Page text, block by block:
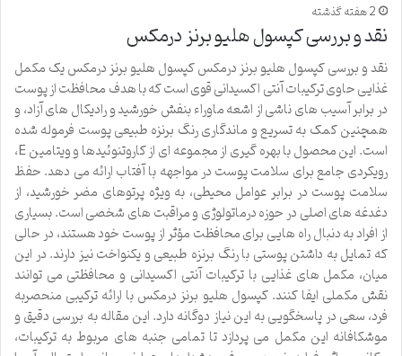
2 هفته گذشته
نقد و بررسی کپسول هلیو برنز درمکس
نقد و بررسی کپسول هلیو برنز درمکس کپسول هلیو برنز درمکس یک مکمل
غذایی حاوی ترکیبات آنتی اکسیدانی قوی است که با هدف محافظت از پوست
در برابر آسیب های ناشی از اشعه ماوراء بنفش خورشید و رادیکال های آزاد، و
همچنین کمک به تسریع و ماندگاری رنگ برنزه طبیعی پوست فرموله شده
است. این محصول با بهره گیری از مجموعه ای از کاروتنوئیدها و ویتامین E،
رویکردی جامع برای سلامت پوست در مواجهه با آفتاب ارائه می دهد. حفظ
سلامت پوست در برابر عوامل محیطی، به ویژه پرتوهای مضر خورشید، از
دغدغه های اصلی در حوزه درماتولوژی و مراقبت های شخصی است. بسیاری
از افراد به دنبال راه هایی برای محافظت مؤثر از پوست خود هستند، در حالی
که تمایل به داشتن پوستی با رنگ برنزه طبیعی و یکنواخت نیز دارند. در این
میان، مکمل های غذایی با ترکیبات آنتی اکسیدانی و محافظتی می توانند
نقش مکملی ایفا کنند. کپسول هلیو برنز درمکس با ارائه ترکیبی منحصربه
فرد، سعی در پاسخگویی به این نیاز دوگانه دارد. این مقاله به بررسی دقیق و
موشکافانه این مکمل می پردازد تا تمامی جنبه های مربوط به ترکیبات،